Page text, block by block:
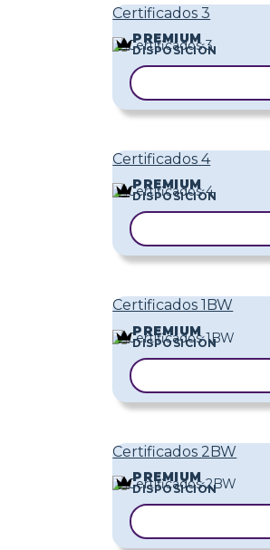
Certificados 3
PREMIUM
DISPOSICIÓN
Certificados 4
PREMIUM
DISPOSICIÓN
Certificados 1BW
PREMIUM
DISPOSICIÓN
Certificados 2BW
PREMIUM
DISPOSICIÓN